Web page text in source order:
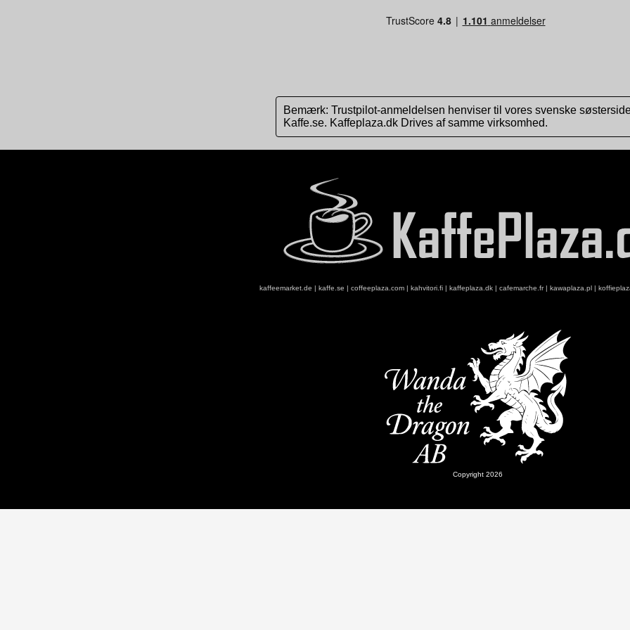
Bemærk: Trustpilot-anmeldelsen henviser til vores svenske
Kaffe.se. Kaffeplaza.dk Drives af samme virksomhed.
kaffeemarket.de | kaffe.se | coffeeplaza.com | kahvitori.fi | kaffeplaza.dk | cafemarche.fr| kawaplaza.pl |
Copyright 2026